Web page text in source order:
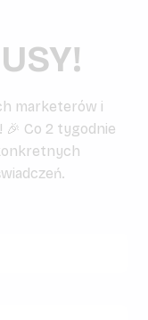
marketerów i
Co 2 tygodnie